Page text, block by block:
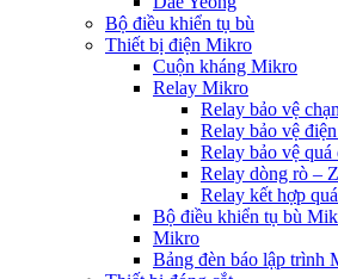
Bộ điều khiển tụ bù
Thiết bị điện Mikro
Cuộn kháng Mikro
Relay Mikro
Relay bảo vệ
Relay bảo vệ
Relay bảo vệ quá
Relay dòng rò –
Relay kết hợp
Bộ điều khiển tụ bù
Mikro
Bảng đèn báo lập trình